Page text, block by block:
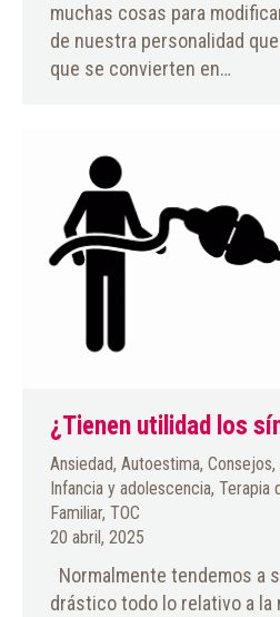
muchas cosas para
de nuestra personalidad
que se convierten en…
¿Tienen utilidad los
Ansiedad, Autoestima, Consejos,
Infancia y adolescencia, Terapia
Familiar, TOC
20 abril, 2025
Normalmente tendemos a
drástico todo lo relativo a